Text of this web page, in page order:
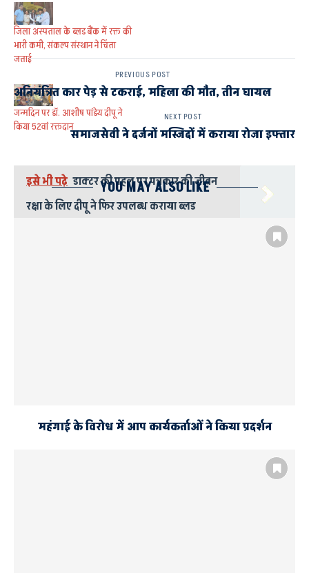
जिला अस्पताल के ब्लड बैंक में रक्त की
भारी कमी, संकल्प संस्थान ने चिंता
जताई
जन्मदिन पर डॉ. आशीष पांडेय दीपू ने
किया 52वां रक्तदान
इसे भी पढ़े डाक्टर की पहल पर पत्रकार की जीवन
रक्षा के लिए दीपू ने फिर उपलब्ध कराया ब्लड
PREVIOUS POST
अनियंत्रित कार पेड़ से टकराई, महिला की मौत, तीन घायल
NEXT POST
समाजसेवी ने दर्जनों मस्जिदों में कराया रोजा इफ्तार
YOU MAY ALSO LIKE
महंगाई के विरोध में आप कार्यकर्ताओं ने किया प्रदर्शन